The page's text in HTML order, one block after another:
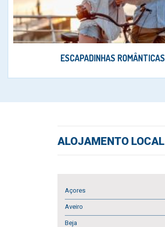
ESCAPADINHAS ROMÂNTICAS
ALOJAMENTO LOCAL
Açores
Aveiro
Beja